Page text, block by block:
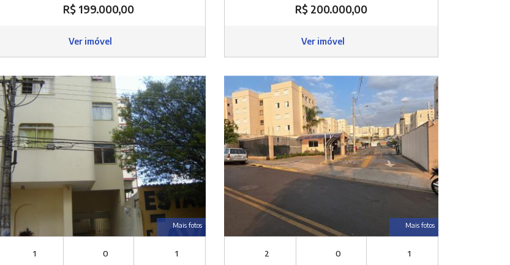
R$ 199.000,00
Ver imóvel
R$ 200.000,00
Ver imóvel
Mais fotos
1 0 1
Mais fotos
2 0 1